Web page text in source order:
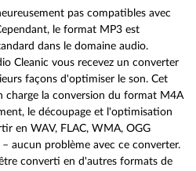
pas compatibles avec
le format MP3 est
dans le domaine audio.
Cleanic vous recevez un converter
façons d'optimiser le son. Cet
la conversion du format M4A
le découpage et l'optimisation
en WAV, FLAC, WMA, OGG
aucun problème avec ce converter.
converti en d'autres formats de